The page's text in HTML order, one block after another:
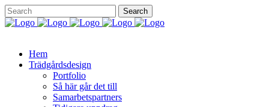
Hem
Trädgårdsdesign
Portfolio
Så här går det till
Samarbetspartners